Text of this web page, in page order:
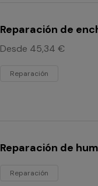
Reparación de
Desde 45,34 €
Reparación
Reparación de
Reparación